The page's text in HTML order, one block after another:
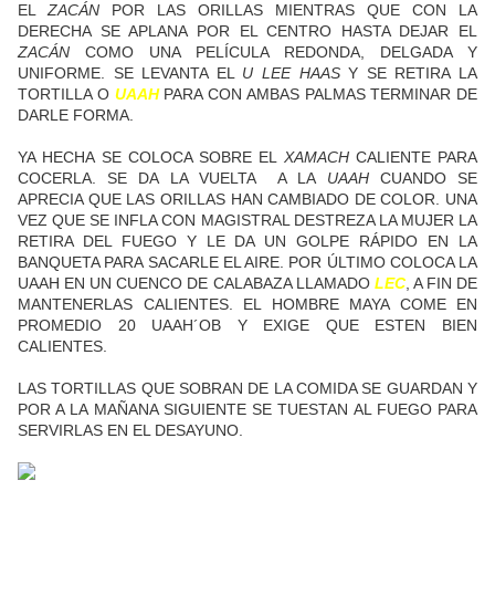
EL ZACÁN POR LAS ORILLAS MIENTRAS QUE CON LA
DERECHA SE APLANA POR EL CENTRO HASTA DEJAR EL
ZACÁN COMO UNA PELÍCULA REDONDA, DELGADA Y
UNIFORME. SE LEVANTA EL U LEE HAASY SE RETIRA LA
TORTILLA O UAAHPARA CON AMBAS PALMAS TERMINAR DE
DARLE FORMA.
YA HECHA SE COLOCA SOBRE EL XAMACHCALIENTE PARA
COCERLA. SE DA LA VUELTA A LA UAAHCUANDO SE
APRECIA QUE LAS ORILLAS HAN CAMBIADO DE COLOR. UNA
VEZ QUE SE INFLA CON MAGISTRAL DESTREZA LA MUJER LA
RETIRA DEL FUEGO Y LE DA UN GOLPE RÁPIDO EN LA
BANQUETA PARA SACARLE EL AIRE. POR ÚLTIMO COLOCA LA
UAAH EN UN CUENCO DE CALABAZA LLAMADO LEC, A FIN DE
MANTENERLAS CALIENTES. EL HOMBRE MAYA COME EN
PROMEDIO 20 UAAH´OB Y EXIGE QUE ESTEN BIEN
CALIENTES.
LAS TORTILLAS QUE SOBRAN DE LA COMIDA SE GUARDAN Y
POR A LA MAÑANA SIGUIENTE SE TUESTAN AL FUEGO PARA
SERVIRLAS EN EL DESAYUNO.